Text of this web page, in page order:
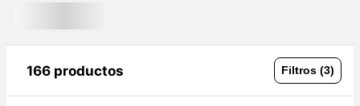
166 productos Filtros (3)